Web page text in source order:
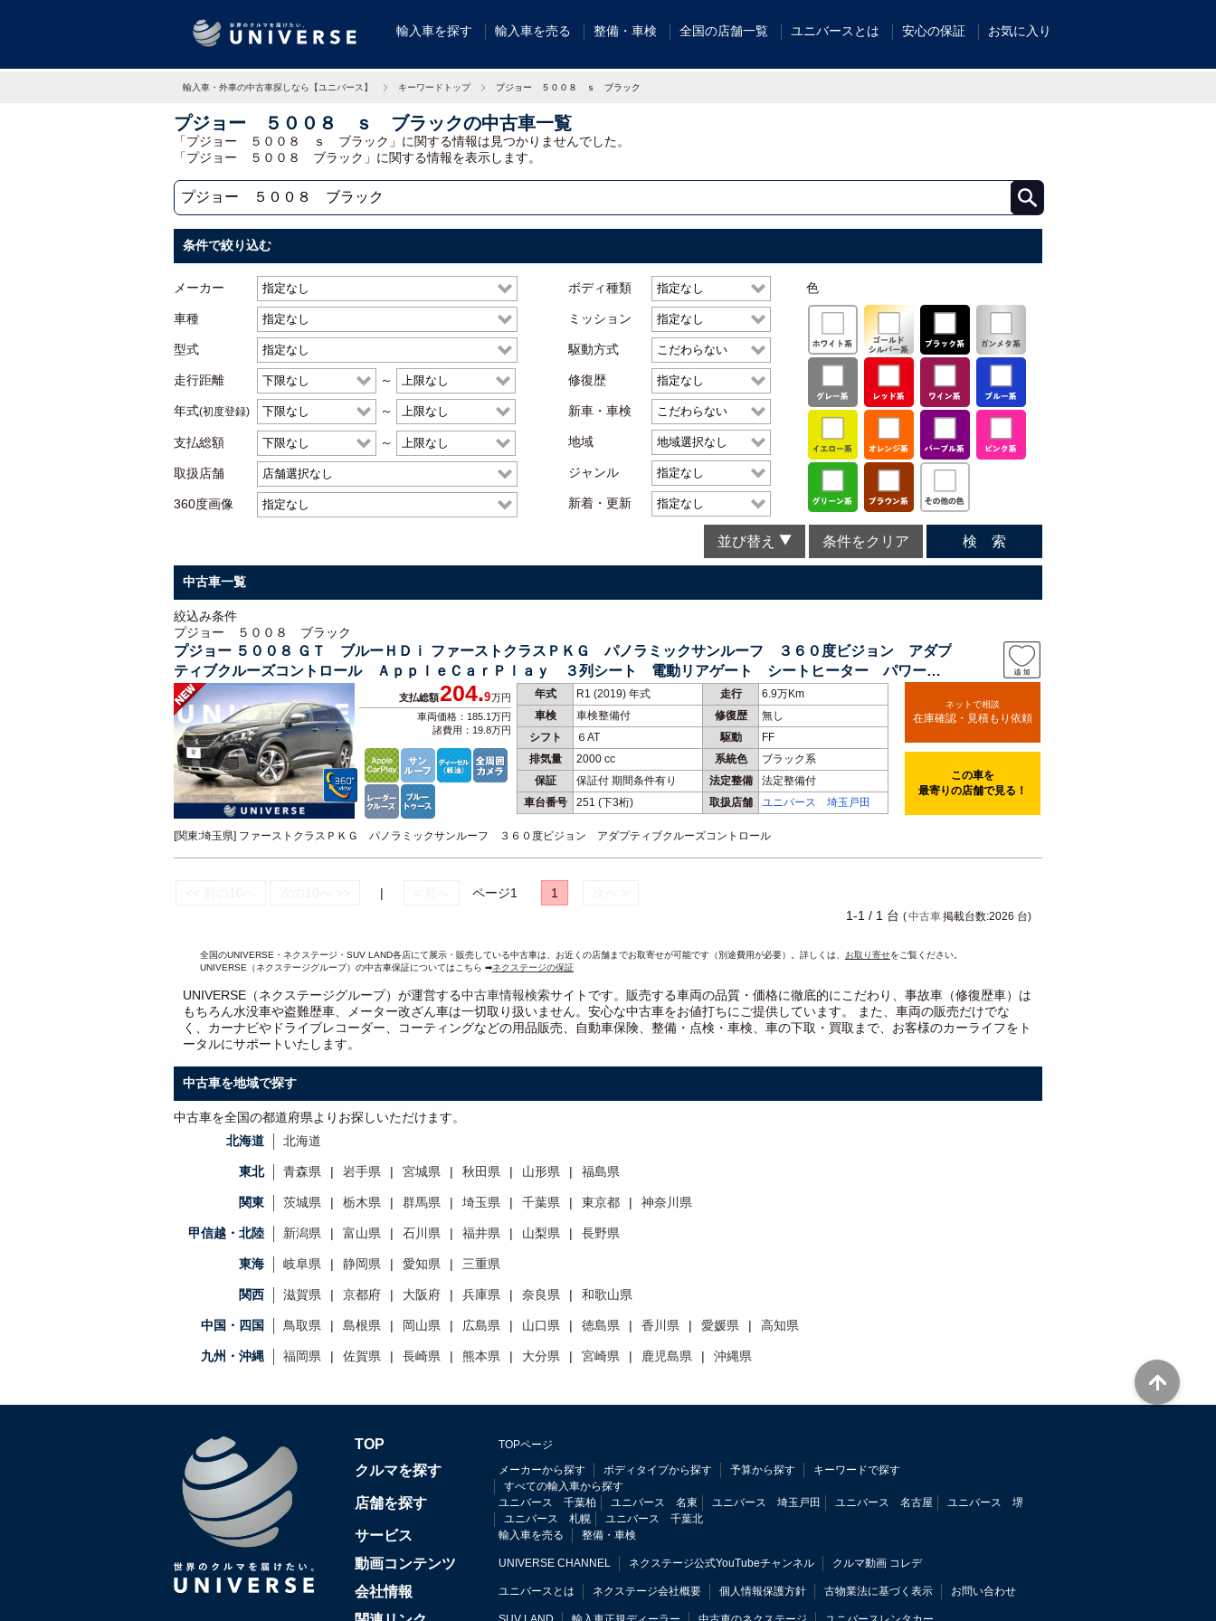
輸入車を探す 輸入車を売る 整備・車検 全国の店舗一覧 ユニバースとは 安心の保証 お気に入り
輸入車・外車の中古車探しなら【ユニバース】 キーワードトップ プジョー ５００８ ｓ ブラック
プジョー ５００８ ｓ ブラックの中古車一覧
「プジョー ５００８ ｓ ブラック」に関する情報は見つかりませんでした。
「プジョー ５００８ ブラック」に関する情報を表示します。
条件で絞り込む
メーカー
車種
型式
走行距離 ～
年式(初度登録) ～
支払総額 ～
取扱店舗
360度画像
ボディ種類
ミッション
駆動方式
修復歴
新車・車検
地域
ジャンル
新着・更新
色
並び替え 条件をクリア 検 索
中古車一覧
絞込み条件
プジョー ５００８ ブラック
プジョー ５００８ ＧＴ ブルーＨＤｉ ファーストクラスＰＫＧ パノラミックサンルーフ ３６０度ビジョン アダプ
ティブクルーズコントロール ＡｐｐｌｅＣａｒＰｌａｙ ３列シート 電動リアゲート シートヒーター パワーシ
ート レーンアシスト
年式 R1 (2019) 年式 走行
6.9万Km
車検
車検整備付 修復歴
無し
シフト
６AT 駆動
FF
排気量
2000 cc 系統色
ブラック系
保証
保証付 期間条件有り 法定整備
法定整備付
車台番号
251 (下3桁) 取扱店舗 ユニバース 埼玉戸田
支払総額204.9万円
車両価格：185.1万円
諸費用：19.8万円
[関東:埼玉県] ファーストクラスＰＫＧ パノラミックサンルーフ ３６０度ビジョン アダプティブクルーズコントロール
ネットで相談
在庫確認・見積もり依頼
この車を
最寄りの店舗で見る！
| ページ1 1
1-1 / 1 台 (中古車掲載台数:2026 台)
全国のUNIVERSE・ネクステージ・SUV LAND各店にて展示・販売している中古車は、お近くの店舗までお取寄せが可能です（別途費用が必要）。詳しくは、 お取り寄せをご覧ください。
UNIVERSE（ネクステージグループ）の中古車保証についてはこちら ➡ネクステージの保証
UNIVERSE（ネクステージグループ）が運営する中古車情報検索サイトです。販売する車両の品質・価格に徹底的にこだわり、事故車（修復歴車）は
もちろん水没車や盗難歴車、メーター改ざん車は一切取り扱いません。安心な中古車をお値打ちに ご提供しています。 また、車両の販売だけでな
く、カーナビやドライブレコーダー、コーティングなどの用品販売、自動車保険、整備・点検・車検、車の下取・買取まで、お客様のカーライフをト
ータルにサポートいたします。
中古車を地域で探す
中古車を全国の都道府県よりお探しいただけます。
北海道
北海道
東北 青森県 岩手県 宮城県 秋田県 山形県 福島県
関東 茨城県 栃木県 群馬県 埼玉県 千葉県 東京都 神奈川県
甲信越・北陸 新潟県 富山県 石川県 福井県 山梨県 長野県
東海 岐阜県 静岡県 愛知県 三重県
関西 滋賀県 京都府 大阪府 兵庫県 奈良県 和歌山県
中国・四国 鳥取県 島根県 岡山県 広島県 山口県 徳島県 香川県 愛媛県 高知県
九州・沖縄 福岡県 佐賀県 長崎県 熊本県 大分県 宮崎県 鹿児島県 沖縄県
TOP TOPページ
クルマを探す メーカーから探す ボディタイプから探す 予算から探す
キーワードで探す
すべての輸入車から探す
店舗を探す ユニバース 千葉柏 ユニバース 名東 ユニバース 埼玉戸田 ユニバース 名古屋
ユニバース 堺
ユニバース 札幌
ユニバース 千葉北
サービス 輸入車を売る 整備・車検
動画コンテンツ UNIVERSE CHANNEL ネクステージ公式YouTubeチャンネル クルマ動画 コレデ
会社情報 ユニバースとは ネクステージ会社概要 個人情報保護方針 古物業法に基づく表示 お問い合わせ